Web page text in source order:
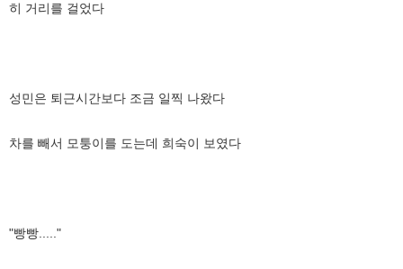
히 거리를 걸었다
성민은 퇴근시간보다 조금 일찍 나왔다
차를 빼서 모퉁이를 도는데 희숙이 보였다
"빵빵....."